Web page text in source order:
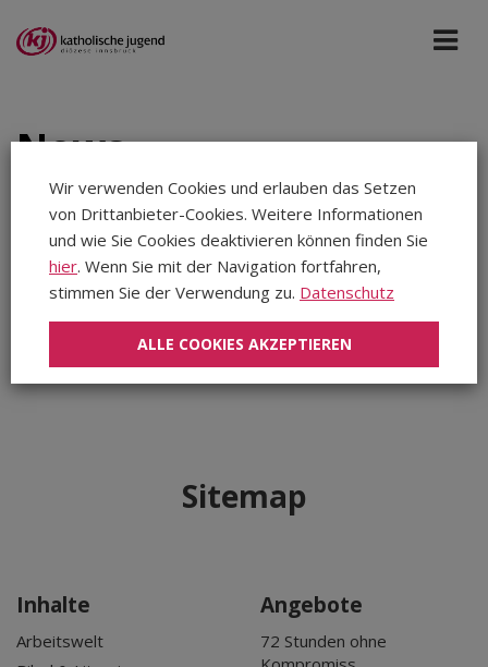
News
Bildungshaus Osttirol Okt 2024
Aug 2026
Jul 2026
Jun 2026
Mai 2026
Sep 2025
In diesem Zeitraum wurden keine Meldungen gefunden...
Sitemap
Inhalte
Arbeitswelt
Angebote
72 Stunden ohne
Wir verwenden Cookies und erlauben das Setzen
von Drittanbieter-Cookies. Weitere Informationen
und wie Sie Cookies deaktivieren können finden Sie
hier. Wenn Sie mit der Navigation fortfahren,
stimmen Sie der Verwendung zu. Datenschutz
ALLE COOKIES AKZEPTIEREN